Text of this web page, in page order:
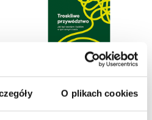
O plikach cookies
Troskliwe przywództwo –
ebook